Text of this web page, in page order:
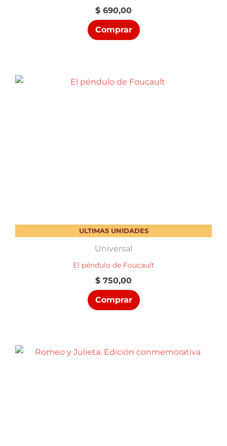
$ 690,00
Comprar
ULTIMAS UNIDADES
Universal
El péndulo de Foucault
$ 750,00
Comprar